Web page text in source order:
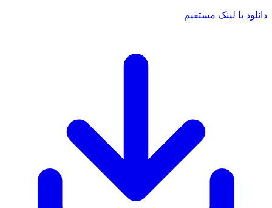
با لینک مستقیم